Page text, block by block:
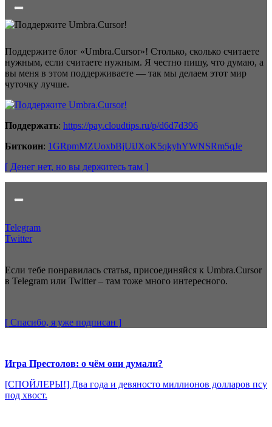
Поддержите блог «Umbra.Cursor»! Столько, сколько считаете
нужным, если считаете нужным. Я честно пишу, что думаю, а
вы меня в этом поддерживаете — так мы делаем этот мир
чуточку лучше.
Поддержать: https://pay.cloudtips.ru/p/d6d7d396
Биткоин: 1GRpmMZUoxbBjUiJXoK5qkyhYWNSRm5qJe
[ Денег нет, но вы держитесь там ]
Telegram
Twitter
Если тебе понравилась статья, присоединяйся к Umbra.Cursor
в Telegram или Twitter – там тоже много интересного.
[ Спасибо, я уже подписан ]
Игра Престолов: о чём они думали?
[СПОЙЛЕРЫ!] Два года и девяносто миллионов долларов псу
под хвост.